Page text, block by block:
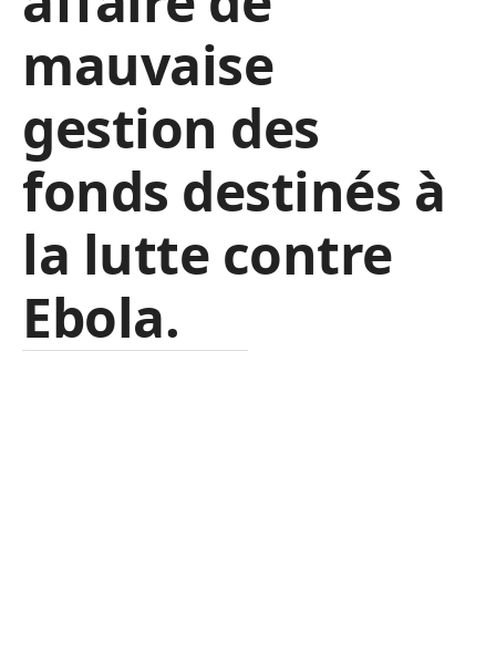
mauvaise
gestion des
fonds destinés à
la lutte contre
Ebola.